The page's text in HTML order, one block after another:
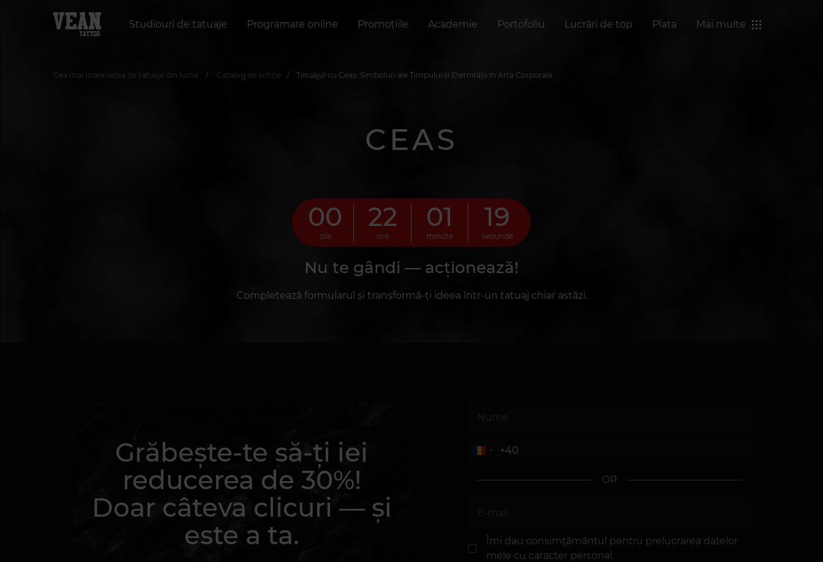
Studiouri de tatuaje Programare online Promoțiile Academie Portofoliu Lucrări de top Plata Mai multe
Cea mai mare rețea de tatuaje din lume Catalog de schițe Tatuajul cu Ceas: Simboluri ale Timpului și Eternității în Arta Corporală
CEAS
00
zile
22
ore
01
minute
18
secunde
Nu te gândi — acționează!
Completează formularul și transformă-ți ideea într-un tatuaj chiar astăzi.
Grăbește-te să-ți iei
reducerea de 30%!
Doar câteva clicuri — și
este a ta.
OR
Îmi dau consimțământul pentru prelucrarea datelor
mele cu caracter personal.